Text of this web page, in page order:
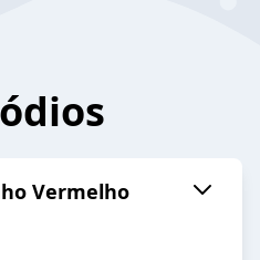
Vermelho